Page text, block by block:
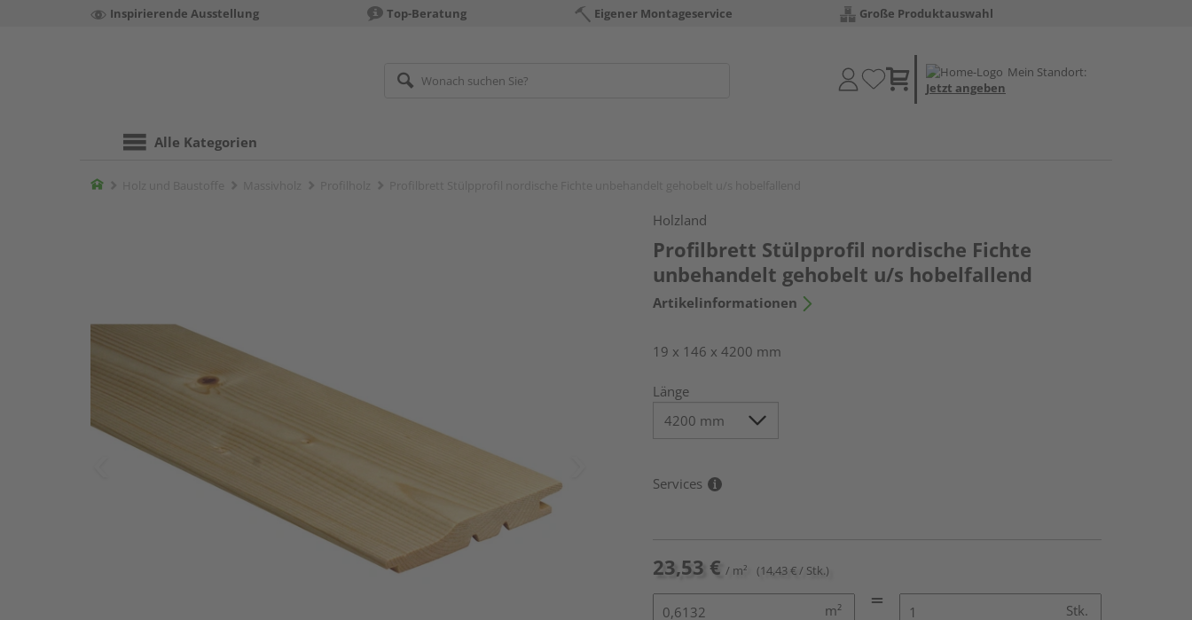
Inspirierende Ausstellung Top-Beratung Eigener Montageservice Große Produktauswahl
Mein Standort:
Jetzt angeben
Alle Kategorien
Home
Holzland
Profilbrett Stülpprofil nordische Fichte
unbehandelt gehobelt u/s hobelfallend
Artikelinformationen
19 x 146 x 4200 mm
Länge
Services
23,53 € / m² (14,43 € / Stk.)
m² Stk.